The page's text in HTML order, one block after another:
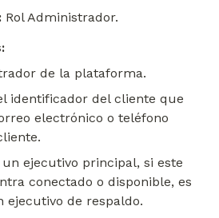
Rol Administrador.
de la plataforma.
identificador del cliente que
electrónico o teléfono
un ejecutivo principal, si este
conectado o disponible, es
ejecutivo de respaldo.